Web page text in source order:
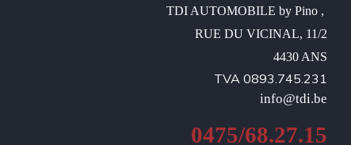
TDI AUTOMOBILE by Pino ,
RUE DU VICINAL, 11/2
4430 ANS
TVA 0893.745.231
info@tdi.be
0475/68.27.15